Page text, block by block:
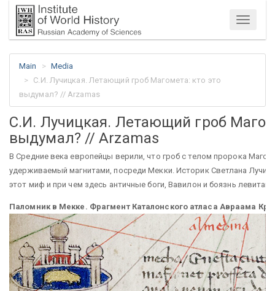
Menu
Main
Media
С.И. Лучицкая. Летающий гроб Магомета: кто это
выдумал? // Arzamas
С.И. Лучицкая. Летающий гроб
выдумал? // Arzamas
В Средние века европейцы верили, что гроб с телом пророка
удерживаемый магнитами, посреди Мекки. Историк Светлана
этот миф и при чем здесь античные боги, Вавилон и боязнь
Паломник в Мекке. Фрагмент Каталонского атласа Авраама